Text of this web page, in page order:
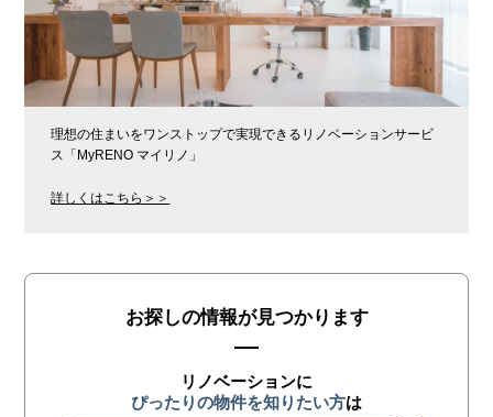
理想の住まいをワンストップで実現できるリノベーションサービ
ス「MyRENO マイリノ」
詳しくはこちら＞＞
お探しの情報が見つかります
リノベーションに
ぴったりの物件を知りたい方は